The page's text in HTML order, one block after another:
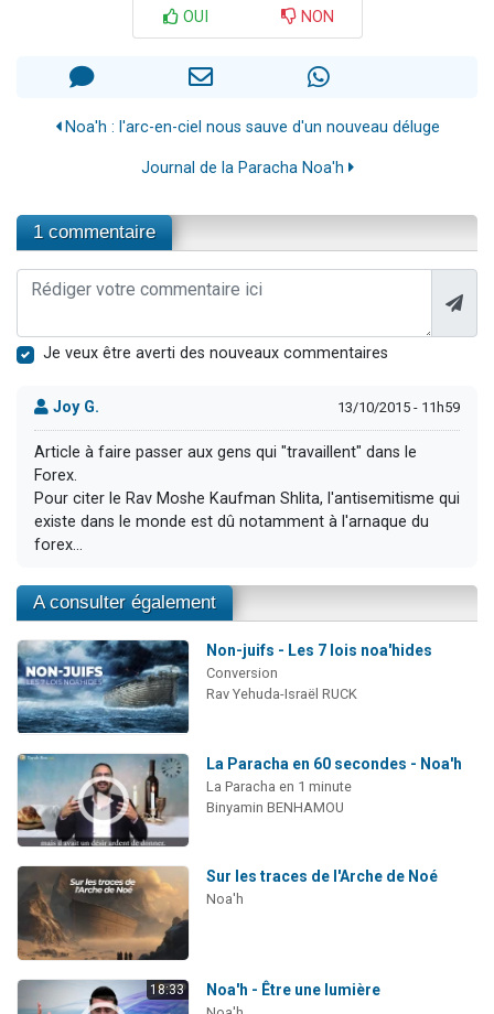
OUI NON
Noa'h : l'arc-en-ciel nous sauve d'un nouveau déluge
Journal de la Paracha Noa'h
1 commentaire
Je veux être averti des nouveaux commentaires
Joy G. 13/10/2015 - 11h59
Article à faire passer aux gens qui "travaillent" dans le
Forex.
Pour citer le Rav Moshe Kaufman Shlita, l'antisemitisme qui
existe dans le monde est dû notamment à l'arnaque du
forex...
A consulter également
Non-juifs - Les 7 lois noa'hides
Conversion
Rav Yehuda-Israël RUCK
La Paracha en 60 secondes - Noa'h
La Paracha en 1 minute
Binyamin BENHAMOU
Sur les traces de l'Arche de Noé
Noa'h
18:33 Noa'h - Être une lumière